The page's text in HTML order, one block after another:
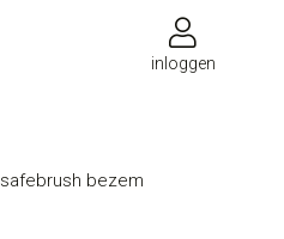
inloggen
safebrush bezem